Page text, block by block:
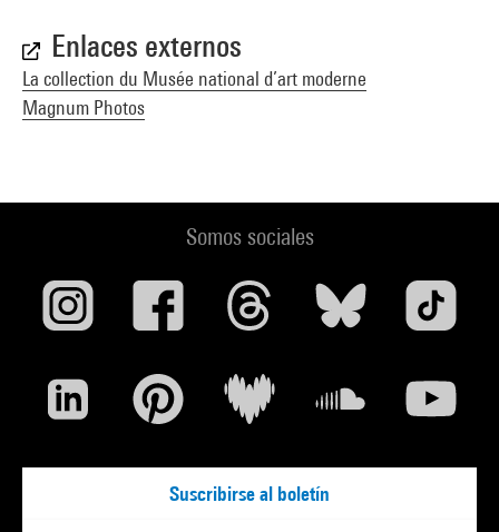
Enlaces externos
La collection du Musée national d’art moderne
Magnum Photos
Somos sociales
Suscribirse al boletín